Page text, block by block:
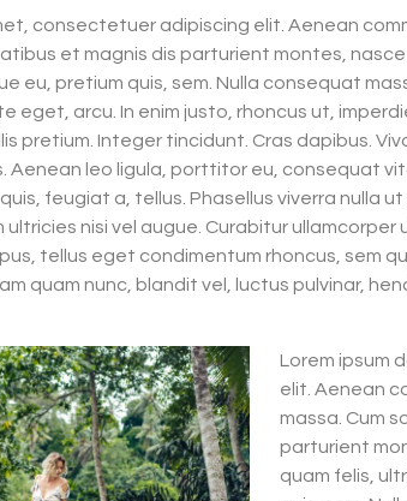
consectetuer adipiscing elit. Aenean
et magnis dis parturient montes,
eu, pretium quis, sem. Nulla consequat
eget, arcu. In enim justo, rhoncus ut,
pretium. Integer tincidunt. Cras dapibus.
leo ligula, porttitor eu, consequat
feugiat a, tellus. Phasellus viverra nulla
nisi vel augue. Curabitur ullamcorper
tellus eget condimentum rhoncus, sem
quam nunc, blandit vel, luctus pulvinar,
Lorem ipsum
elit. Aenean
massa. Cum
parturient
quam felis,